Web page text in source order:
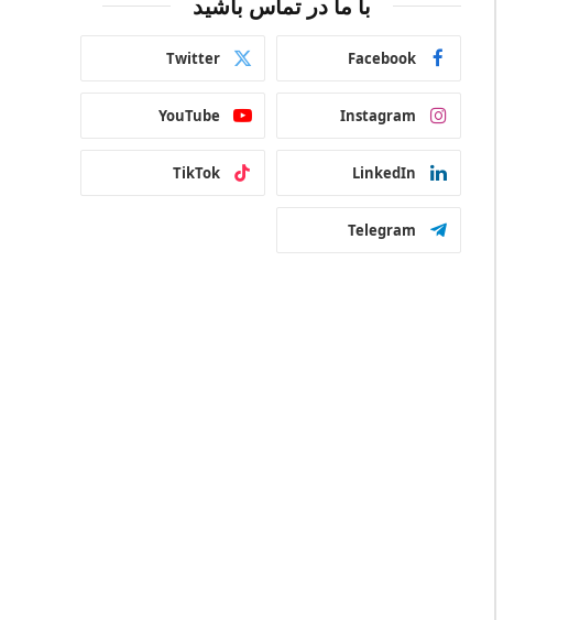
Facebook
Twitter
Instagram
YouTube
LinkedIn
TikTok
Telegram